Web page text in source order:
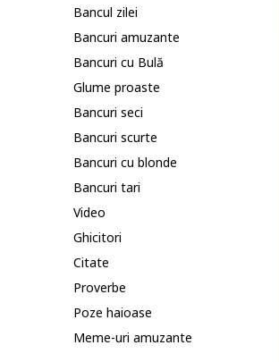
Bancul zilei
Bancuri amuzante
Bancuri cu Bulă
Glume proaste
Bancuri seci
Bancuri scurte
Bancuri cu blonde
Bancuri tari
Video
Ghicitori
Citate
Proverbe
Poze haioase
Meme-uri amuzante